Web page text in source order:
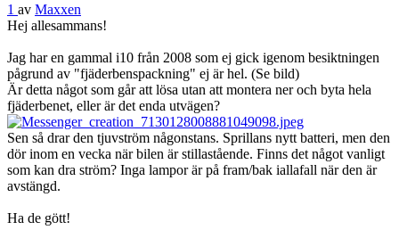
1 av Maxxen
Hej allesammans!
Jag har en gammal i10 från 2008 som ej gick igenom besiktningen
pågrund av "fjäderbenspackning" ej är hel. (Se bild)
Är detta något som går att lösa utan att montera ner och byta hela
fjäderbenet, eller är det enda utvägen?
Sen så drar den tjuvström någonstans. Sprillans nytt batteri, men den
dör inom en vecka när bilen är stillastående. Finns det något vanligt
som kan dra ström? Inga lampor är på fram/bak iallafall när den är
avstängd.
Ha de gött!